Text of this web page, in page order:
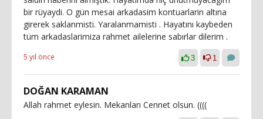
bir rüyaydi. O gün mesai arkadasim kontuarlarin altına
girerek saklanmisti. Yaralanmamisti . Hayatını kaybeden
tüm arkadaslarimiza rahmet ailelerine sabırlar dilerim .
5 yıl önce 3 1
DOĞAN KARAMAN
Allah rahmet eylesin. Mekanları Cennet olsun. ((((